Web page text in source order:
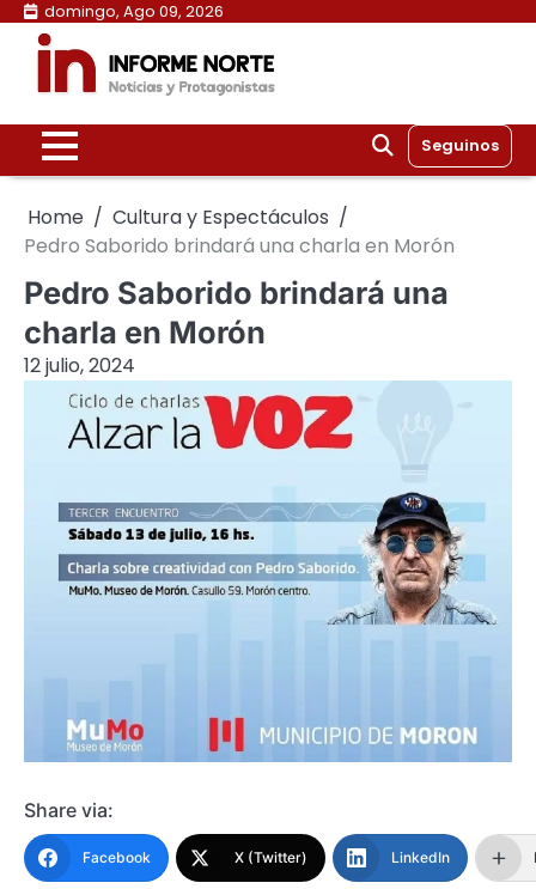
Skip
content
domingo, Ago 09, 2026
Seguinos
Home
Cultura y Espectáculos
Pedro Saborido brindará una charla en Morón
Pedro Saborido brindará una
charla en Morón
12 julio, 2024
Share via:
Facebook X (Twitter) LinkedIn